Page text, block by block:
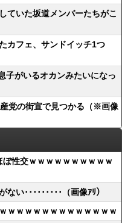
ていた坂道メンバーたちがこ
カフェ、サンドイッチ1つ
子がいるオカンみたいになっ
党の街宣で見つかる（※画像
性交ｗｗｗｗｗｗｗｗｗｗ
い･････････（画像ｱﾘ）
ｗｗｗｗｗｗｗｗｗｗｗｗｗ